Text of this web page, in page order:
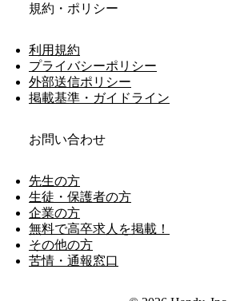
規約・ポリシー
利用規約
プライバシーポリシー
外部送信ポリシー
掲載基準・ガイドライン
お問い合わせ
先生の方
生徒・保護者の方
企業の方
無料で高卒求人を掲載！
その他の方
苦情・通報窓口